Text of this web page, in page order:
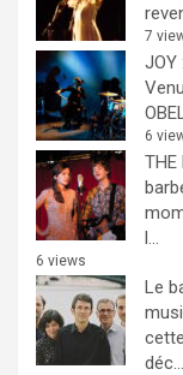
7
JOY
6
THE
l...
6 views
Le
déc...